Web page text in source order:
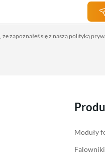
zapoznałeś się z naszą polityką
Moduły
Falowniki